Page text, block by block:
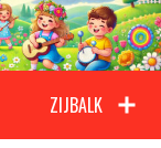
ZIJBALK